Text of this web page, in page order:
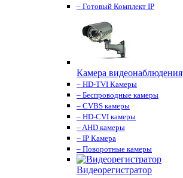
– Готовый Комплект IP
Камера видеонаблюдения
– HD-TVI Камеры
– Беспроводные камеры
– CVBS камеры
– HD-CVI камеры
– AHD камеры
– IP Камера
– Поворотные камеры
Видеорегистратор